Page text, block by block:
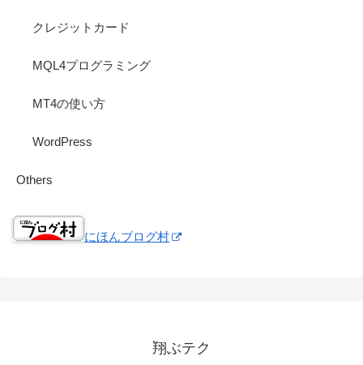
クレジットカード
MQL4プログラミング
MT4の使い方
WordPress
Others
にほんブログ村
翔ぶテク